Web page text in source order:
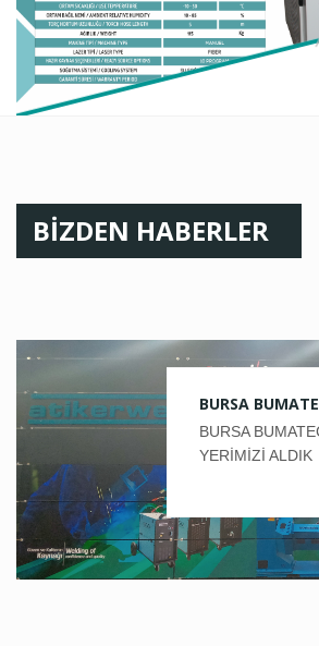
BİZDEN HABERLER
BURSA
BURSA
YERİMİZİ ALDIK